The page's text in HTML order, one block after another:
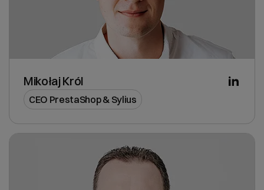
Mikołaj Król
CEO PrestaShop & Sylius